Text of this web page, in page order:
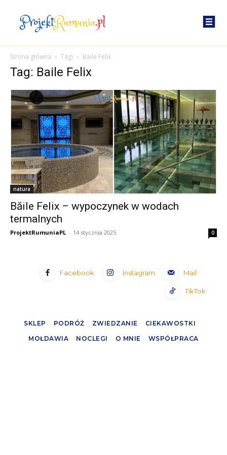
Strona główna Tagi Baile Felix
Tag: Baile Felix
natura
Băile Felix – wypoczynek w wodach
termalnych
ProjektRumuniaPL - 14 stycznia 2025 0
Facebook Instagram Mail
TikTok
SKLEP PODRÓŻ ZWIEDZANIE
CIEKAWOSTKI
MOŁDAWIA
NOCLEGI O MNIE WSPÓŁPRACA